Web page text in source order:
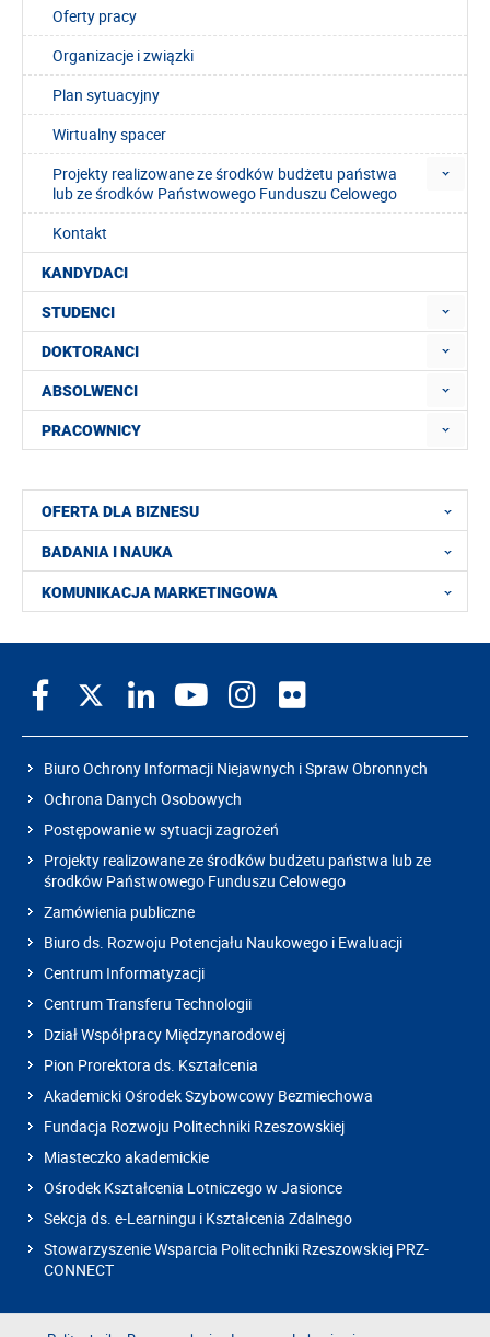
Oferty pracy
Organizacje i związki
Plan sytuacyjny
Wirtualny spacer
Projekty realizowane ze środków budżetu państwa
lub ze środków Państwowego Funduszu Celowego
Kontakt
KANDYDACI
STUDENCI
DOKTORANCI
ABSOLWENCI
PRACOWNICY
OFERTA DLA BIZNESU
BADANIA I NAUKA
KOMUNIKACJA MARKETINGOWA
Biuro Ochrony Informacji Niejawnych i Spraw Obronnych
Ochrona Danych Osobowych
Postępowanie w sytuacji zagrożeń
Projekty realizowane ze środków budżetu państwa lub ze
środków Państwowego Funduszu Celowego
Zamówienia publiczne
Biuro ds. Rozwoju Potencjału Naukowego i Ewaluacji
Centrum Informatyzacji
Centrum Transferu Technologii
Dział Współpracy Międzynarodowej
Pion Prorektora ds. Kształcenia
Akademicki Ośrodek Szybowcowy Bezmiechowa
Fundacja Rozwoju Politechniki Rzeszowskiej
Miasteczko akademickie
Ośrodek Kształcenia Lotniczego w Jasionce
Sekcja ds. e-Learningu i Kształcenia Zdalnego
Stowarzyszenie Wsparcia Politechniki Rzeszowskiej PRZ-
CONNECT